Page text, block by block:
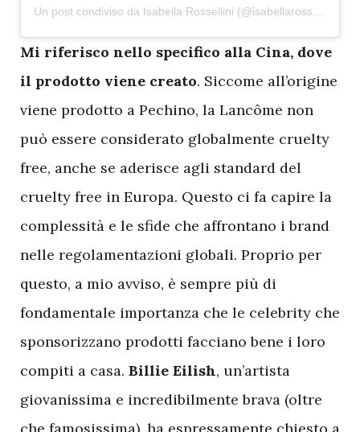
Mi riferisco nello specifico alla Cina, dove
il prodotto viene creato. Siccome all’origine
viene prodotto a Pechino, la Lancôme non
può essere considerato globalmente cruelty
free, anche se aderisce agli standard del
cruelty free in Europa. Questo ci fa capire la
complessità e le sfide che affrontano i brand
nelle regolamentazioni globali. Proprio per
questo, a mio avviso, è sempre più di
fondamentale importanza che le celebrity che
sponsorizzano prodotti facciano bene i loro
compiti a casa. Billie Eilish, un’artista
giovanissima e incredibilmente brava (oltre